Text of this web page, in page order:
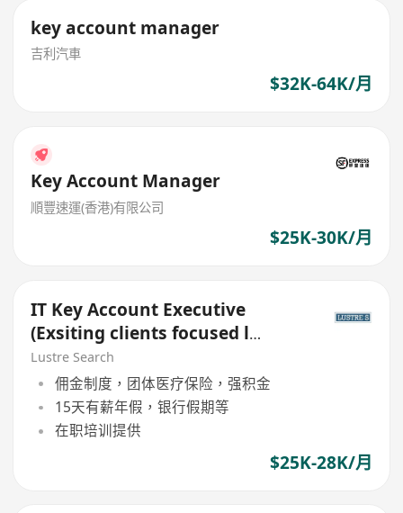
key account manager
吉利汽車
$32K-64K/月
Key Account Manager
順豐速運(香港)有限公司
$25K-30K/月
IT Key Account Executive
(Exsiting clients focused l
Attrective package)
Lustre Search
佣金制度，团体医疗保险，强积金
15天有薪年假，银行假期等
在职培训提供
$25K-28K/月